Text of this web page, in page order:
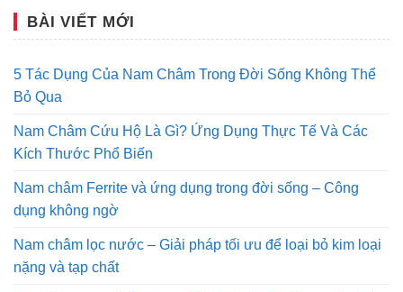
BÀI VIẾT MỚI
5 Tác Dụng Của Nam Châm Trong Đời Sống Không Thể
Bỏ Qua
Nam Châm Cứu Hộ Là Gì? Ứng Dụng Thực Tế Và Các
Kích Thước Phổ Biến
Nam châm Ferrite và ứng dụng trong đời sống – Công
dụng không ngờ
Nam châm lọc nước – Giải pháp tối ưu để loại bỏ kim loại
nặng và tạp chất